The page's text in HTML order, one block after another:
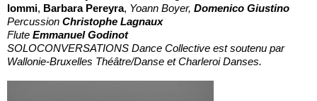
Iommi, Barbara Pereyra, Yoann Boyer, Domenico Giustino
Percussion Christophe Lagnaux
Flute Emmanuel Godinot
SOLOCONVERSATIONS Dance Collective est soutenu par
Wallonie-Bruxelles Théâtre/Danse et Charleroi Danses.